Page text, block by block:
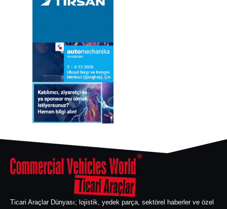
Ticari Araçlar Dünyası; lojistik, yedek parça, sektörel haberler ve özel